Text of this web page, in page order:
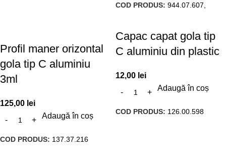
COD PRODUS: 944.07.607,
Profil maner orizontal
gola tip C aluminiu
3ml
125,00 lei
Adaugă în coș
COD PRODUS: 137.37.216
Capac capat gola tip
C aluminiu din plastic
12,00 lei
Adaugă în coș
COD PRODUS: 126.00.598